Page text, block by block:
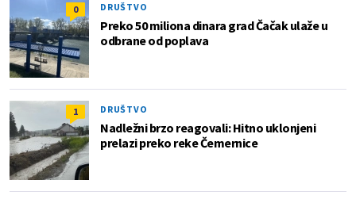
0 DRUŠTVO
Preko 50 miliona dinara grad Čačak ulaže u
odbrane od poplava
1 DRUŠTVO
Nadležni brzo reagovali: Hitno uklonjeni
prelazi preko reke Čemernice